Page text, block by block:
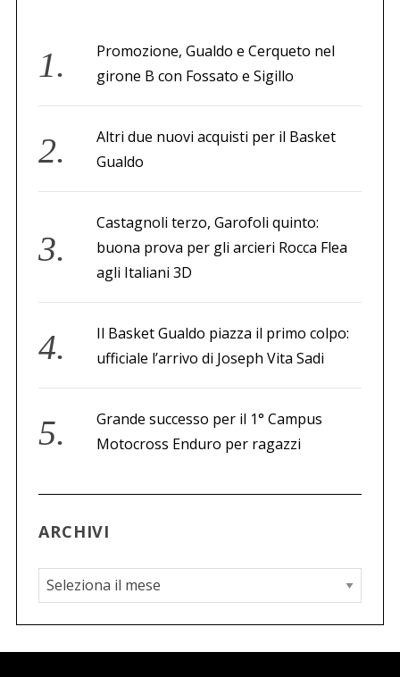
Promozione, Gualdo e Cerqueto nel
girone B con Fossato e Sigillo
Altri due nuovi acquisti per il Basket
Gualdo
Castagnoli terzo, Garofoli quinto:
buona prova per gli arcieri Rocca Flea
agli Italiani 3D
Il Basket Gualdo piazza il primo colpo:
ufficiale l’arrivo di Joseph Vita Sadi
Grande successo per il 1° Campus
Motocross Enduro per ragazzi
ARCHIVI
A
r
c
h